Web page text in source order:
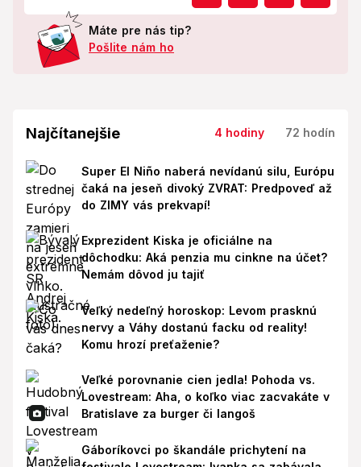
Máte pre nás tip?
Pošlite nám ho
Najčítanejšie 4 hodiny 72 hodín
Super El Niño naberá nevídanú silu, Európu
čaká na jeseň divoký ZVRAT: Predpoveď až
do ZIMY vás prekvapí!
Exprezident Kiska je oficiálne na
dôchodku: Aká penzia mu cinkne na účet?
Nemám dôvod ju tajiť
Veľký nedeľný horoskop: Levom prasknú
nervy a Váhy dostanú facku od reality!
Komu hrozí preťaženie?
Veľké porovnanie cien jedla! Pohoda vs.
Lovestream: Aha, o koľko viac zacvakáte v
Bratislave za burger či langoš
Gáboríkovci po škandále prichytení na